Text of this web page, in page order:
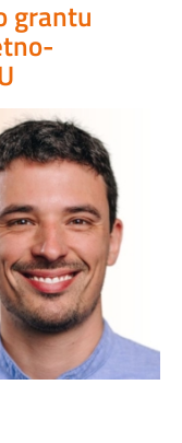
grantu